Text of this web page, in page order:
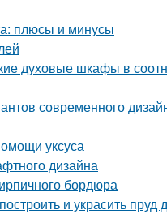
плюсы и минусы
духовые шкафы в
современного
уксуса
дизайна
бордюра
и украсить пруд